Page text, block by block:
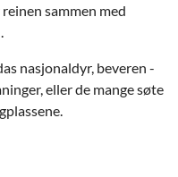
sammen med
nasjonaldyr, beveren -
eller de mange søte